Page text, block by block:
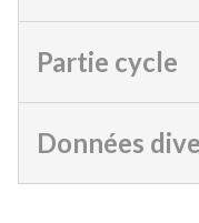
Partie cycle
Données